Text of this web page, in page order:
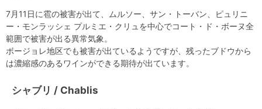
7月11日に雹の被害が出て、ムルソー、サン・トーバン、ピュリニ
ー・モンラッシェ プルミエ・クリュを中心でコート・ド・ボーヌ全
範囲で被害が出る異常気象。
ボージョレ地区でも被害が出ているようですが、残ったブドウから
は濃縮感のあるワインができる期待が出ています。
シャブリ / Chablis